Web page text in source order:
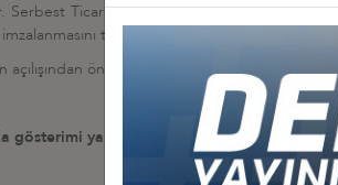
Serbest Ticaret Anlaşması hayata
imzalanmasını temenni ediyoruz. Bu sayede
açılışından önce DEİK ve Paraguay Sanayiciler
gösterimi yapılan videolar için linke tıklayınız.